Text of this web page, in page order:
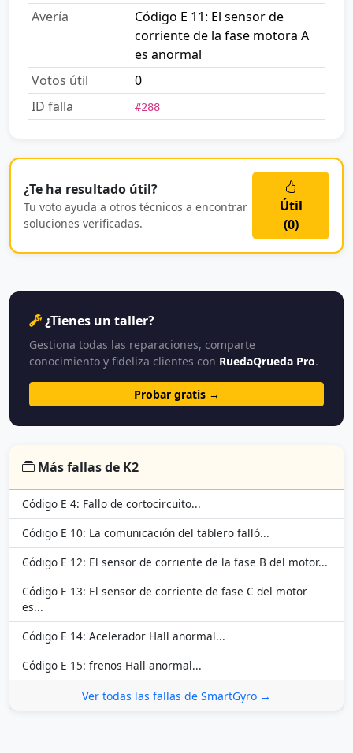
Avería
Código E 11: El sensor de
corriente de la fase motora A
es anormal
Votos útil
0
ID falla
#288
¿Te ha resultado útil?
Tu voto ayuda a otros técnicos a encontrar
soluciones verificadas.
Útil
(0)
¿Tienes un taller?
Gestiona todas las reparaciones, comparte
conocimiento y fideliza clientes con RuedaQrueda Pro.
Probar gratis →
Más fallas de K2
Código E 4: Fallo de cortocircuito...
Código E 10: La comunicación del tablero falló...
Código E 12: El sensor de corriente de la fase B del motor...
Código E 13: El sensor de corriente de fase C del motor
es...
Código E 14: Acelerador Hall anormal...
Código E 15: frenos Hall anormal...
Ver todas las fallas de SmartGyro →